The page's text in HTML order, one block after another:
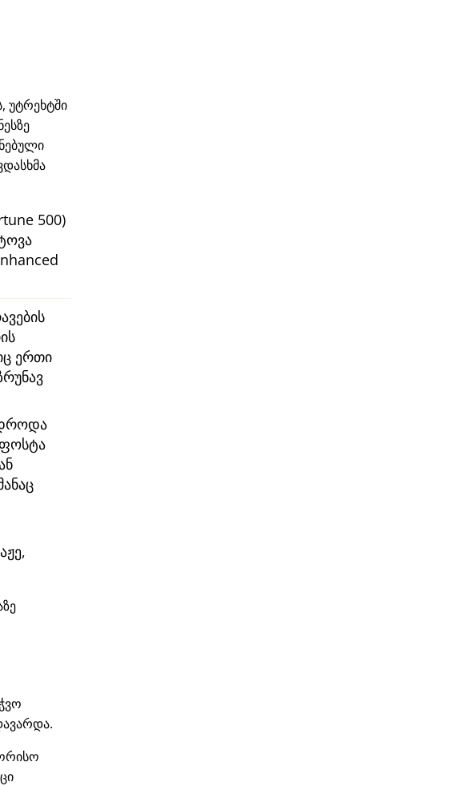
უტრეხტში
500)
ერთი